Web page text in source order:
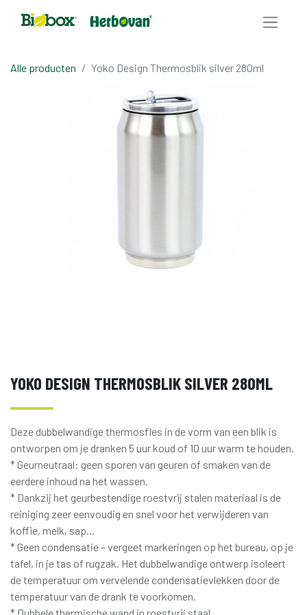
Alle producten Yoko Design Thermosblik silver 280ml
YOKO DESIGN THERMOSBLIK SILVER 280ML
Deze dubbelwandige thermosfles in de vorm van een blik is
ontworpen om je dranken 5 uur koud of 10 uur warm te houden.
* Geurneutraal: geen sporen van geuren of smaken van de
eerdere inhoud na het wassen.
* Dankzij het geurbestendige roestvrij stalen materiaal is de
reiniging zeer eenvoudig en snel voor het verwijderen van
koffie, melk, sap...
* Geen condensatie – vergeet markeringen op het bureau, op je
tafel, in je tas of rugzak. Het dubbelwandige ontwerp isoleert
de temperatuur om vervelende condensatievlekken door de
temperatuur van de drank te voorkomen.